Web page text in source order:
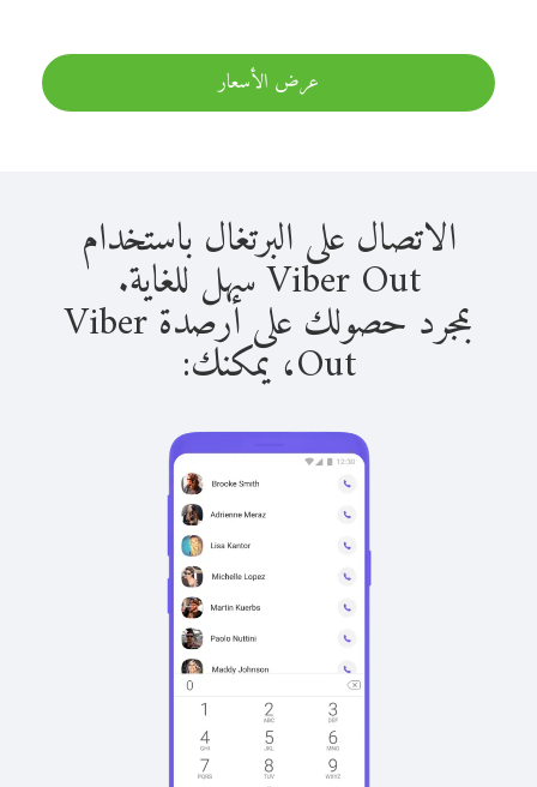
عرض الأسعار
الاتصال على البرتغال باستخدام
Viber Out سهل للغاية.
بمجرد حصولك على أرصدة Viber
Out، يمكنك: